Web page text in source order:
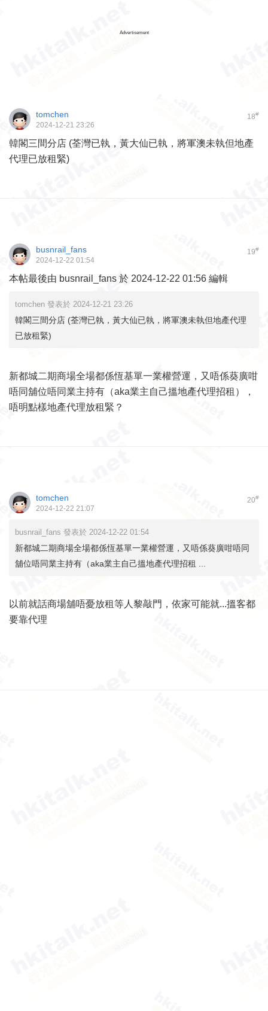
Advertisement
18#
tomchen
2024-12-21 23:26
韓閣三間分店 (荃灣已執，黃大仙已執，將軍澳未執但地產
代理已放租緊)
19#
busnrail_fans
2024-12-22 01:54
本帖最後由 busnrail_fans 於 2024-12-22 01:56 編輯
tomchen 發表於 2024-12-21 23:26
韓閣三間分店 (荃灣已執，黃大仙已執，將軍澳未執但地產代理
已放租緊)
新都城二期商場全場都係恆基單一業權營運，又唔係葵廣咁
唔同舖位唔同業主持有（aka業主自己搵地產代理招租），
唔明點樣地產代理放租緊？
20#
tomchen
2024-12-22 21:07
busnrail_fans 發表於 2024-12-22 01:54
新都城二期商場全場都係恆基單一業權營運，又唔係葵廣咁唔同
舖位唔同業主持有（aka業主自己搵地產代理招租 ...
以前就話商場舖唔憂放租等人黎敲門，依家可能就...搵客都
要靠代理